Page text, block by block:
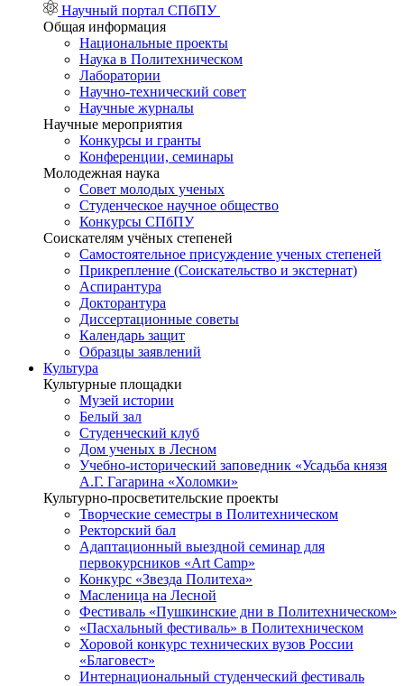
Научный портал СПбПУ
Общая информация
Национальные проекты
Наука в Политехническом
Лаборатории
Научно-технический совет
Научные журналы
Научные мероприятия
Конкурсы и гранты
Конференции, семинары
Молодежная наука
Совет молодых ученых
Студенческое научное общество
Конкурсы СПбПУ
Соискателям учёных степеней
Самостоятельное присуждение ученых степеней
Прикрепление (Соискательство и экстернат)
Аспирантура
Докторантура
Диссертационные советы
Календарь защит
Образцы заявлений
Культура
Культурные площадки
Музей истории
Белый зал
Студенческий клуб
Дом ученых в Лесном
Учебно-исторический заповедник «Усадьба князя
А.Г. Гагарина «Холомки»
Культурно-просветительские проекты
Творческие семестры в Политехническом
Ректорский бал
Адаптационный выездной семинар для
первокурсников «Art Camp»
Конкурс «Звезда Политеха»
Масленица на Лесной
Фестиваль «Пушкинские дни в Политехническом»
«Пасхальный фестиваль» в Политехническом
Хоровой конкурс технических вузов России
«Благовест»
Интернациональный студенческий фестиваль